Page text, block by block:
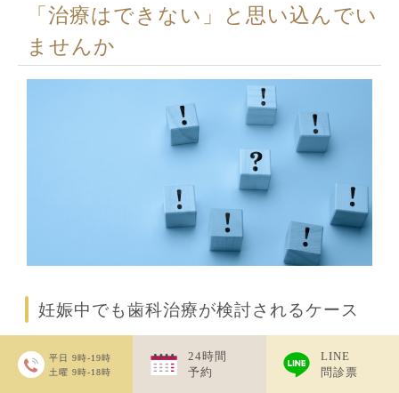
平日 9時-19時
土曜 9時-18時
24時間
予約
LINE
問診票
「治療はできない」と思い込んでい
ませんか
妊娠中でも歯科治療が検討されるケース
しまう方が少なくありません。特に妊娠糖尿病と診断さ